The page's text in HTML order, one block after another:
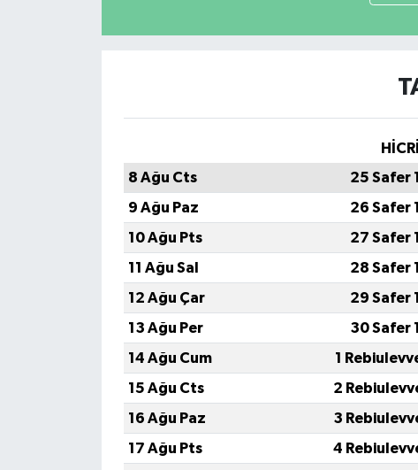
HİCRİ
8 Ağu Cts
25 Safer
9 Ağu Paz
26 Safer
10 Ağu Pts
27 Safer
11 Ağu Sal
28 Safer
12 Ağu Çar
29 Safer
13 Ağu Per
30 Safer
14 Ağu Cum
1
15 Ağu Cts
2
16 Ağu Paz
3
17 Ağu Pts
4